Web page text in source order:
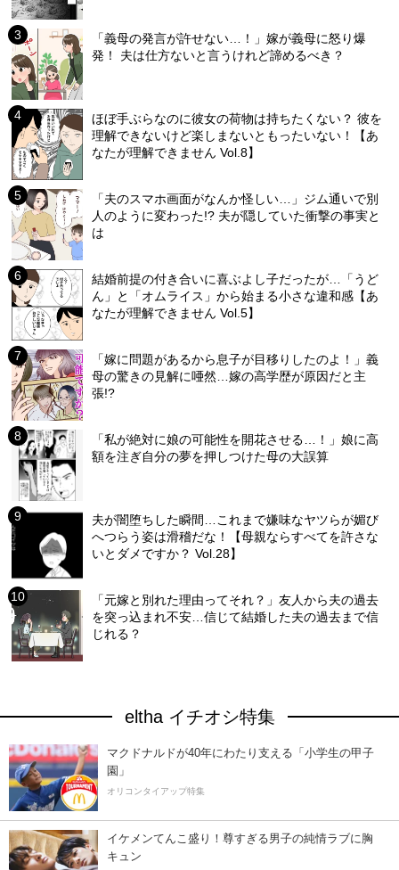
「義母の発言が許せない…！」嫁が義母に怒り爆
発！ 夫は仕方ないと言うけれど諦めるべき？
ほぼ手ぶらなのに彼女の荷物は持ちたくない？ 彼を
理解できないけど楽しまないともったいない！【あ
なたが理解できません Vol.8】
「夫のスマホ画面がなんか怪しい…」ジム通いで別
人のように変わった!? 夫が隠していた衝撃の事実と
は
結婚前提の付き合いに喜ぶよし子だったが…「うど
ん」と「オムライス」から始まる小さな違和感【あ
なたが理解できません Vol.5】
「嫁に問題があるから息子が目移りしたのよ！」義
母の驚きの見解に唖然…嫁の高学歴が原因だと主
張!?
「私が絶対に娘の可能性を開花させる…！」娘に高
額を注ぎ自分の夢を押しつけた母の大誤算
夫が闇堕ちした瞬間…これまで嫌味なヤツらが媚び
へつらう姿は滑稽だな！【母親ならすべてを許さな
いとダメですか？ Vol.28】
「元嫁と別れた理由ってそれ？」友人から夫の過去
を突っ込まれ不安…信じて結婚した夫の過去まで信
じれる？
eltha イチオシ特集
マクドナルドが40年にわたり支える「小学生の甲子
園」
オリコンタイアップ特集
イケメンてんこ盛り！尊すぎる男子の純情ラブに胸
キュン